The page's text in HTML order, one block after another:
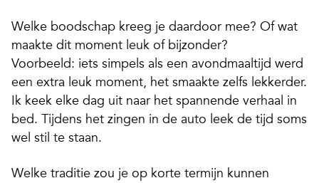
Welke boodschap kreeg je daardoor mee? Of wat
maakte dit moment leuk of bijzonder?
Voorbeeld: iets simpels als een avondmaaltijd werd
een extra leuk moment, het smaakte zelfs lekkerder.
Ik keek elke dag uit naar het spannende verhaal in
bed. Tijdens het zingen in de auto leek de tijd soms
wel stil te staan.
Welke traditie zou je op korte termijn kunnen